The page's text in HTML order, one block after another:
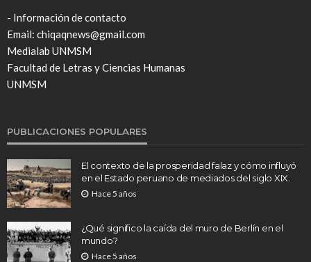
- Información de contacto
Email: chiqaqnews@gmail.com
Medialab UNMSM
Facultad de Letras y Ciencias Humanas
UNMSM
PUBLICACIONES POPULARES
El contexto de la prosperidad falaz y cómo influyó
en el Estado peruano de mediados del siglo XIX.
Hace 5 años
¿Qué significo la caída del muro de Berlín en el
mundo?
Hace 5 años